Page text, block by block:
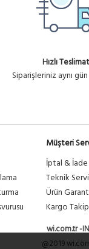
Hızlı Teslimat
Siparişleriniz aynı
Müşteri
İptal & İade
Teknik
Ürün
Kargo Takip
wi.com.tr -
@2019